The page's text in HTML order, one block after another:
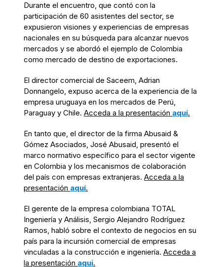
Durante el encuentro, que contó con la
participación de 60 asistentes del sector, se
expusieron visiones y experiencias de empresas
nacionales en su búsqueda para alcanzar nuevos
mercados y se abordó el ejemplo de Colombia
como mercado de destino de exportaciones.
El director comercial de Saceem, Adrian
Donnangelo, expuso acerca de la experiencia de la
empresa uruguaya en los mercados de Perú,
Paraguay y Chile. Acceda a la presentación aquí.
En tanto que, el director de la firma Abusaid &
Gómez Asociados, José Abusaid, presentó el
marco normativo específico para el sector vigente
en Colombia y los mecanismos de colaboración
del país con empresas extranjeras. Acceda a la
presentación aquí.
El gerente de la empresa colombiana TOTAL
Ingeniería y Análisis, Sergio Alejandro Rodríguez
Ramos, habló sobre el contexto de negocios en su
país para la incursión comercial de empresas
vinculadas a la construcción e ingeniería. Acceda a
la presentación aqui.